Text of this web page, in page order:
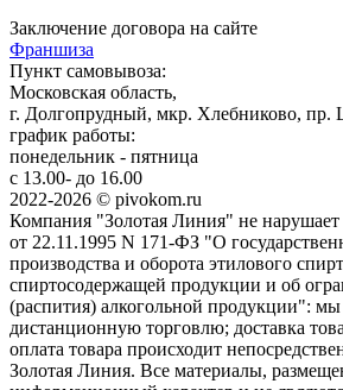
Заключение договора на сайте
Франшиза
Пункт самовывоза:
Московская область,
г. Долгопрудный, мкр. Хлебниково, пр.
график работы:
понедельник - пятница
с 13.00- до 16.00
2022-2026 © pivokom.ru
Компания "Золотая Линия" не
от 22.11.1995 N 171-ФЗ "О
производства и оборота этилового
спиртосодержащей продукции и об
(распития) алкогольной продукции":
дистанционную торговлю; доставка
оплата товара происходит
Золотая Линия. Все материалы,